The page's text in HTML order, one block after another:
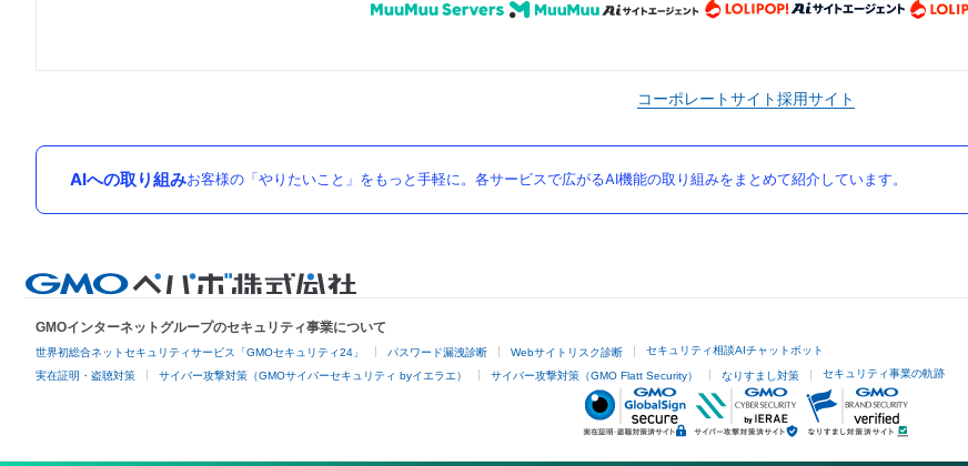
コーポレートサイト採用サイト
AIへの取り組みお客様の「やりたいこと」をもっと手軽に。各サービスで広がるAI機能の取り組みをまとめて紹介しています。
GMOインターネットグループのセキュリティ事業について
世界初総合ネットセキュリティサービス「GMOセキュリティ24」 パスワード漏洩診断 Webサイトリスク診断 セキュリティ相談AIチャットボット
実在証明・盗聴対策 サイバー攻撃対策（GMOサイバーセキュリティ byイエラエ） サイバー攻撃対策（GMO Flatt Security） なりすまし対策 セキュリティ事業の軌跡